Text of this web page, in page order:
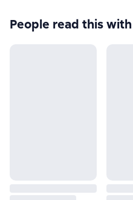
People read this